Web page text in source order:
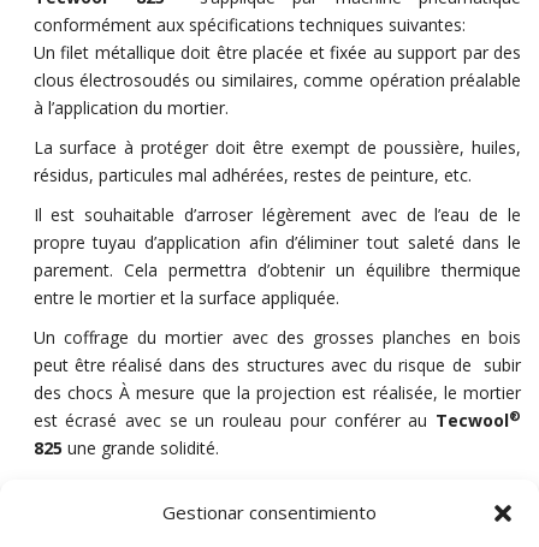
Gestionar consentimiento
conformément aux spécifications techniques suivantes:
Un filet métallique doit être placée et fixée au support par des
clous électrosoudés ou similaires, comme opération préalable
à l’application du mortier.
La surface à protéger doit être exempt de poussière, huiles,
résidus, particules mal adhérées, restes de peinture, etc.
Il est souhaitable d’arroser légèrement avec de l’eau de le
propre tuyau d’application afin d’éliminer tout saleté dans le
parement. Cela permettra d’obtenir un équilibre thermique
entre le mortier et la surface appliquée.
Un coffrage du mortier avec des grosses planches en bois
peut être réalisé dans des structures avec du risque de subir
des chocs À mesure que la projection est réalisée, le mortier
est écrasé avec se un rouleau pour conférer au Tecwool®
825 une grande solidité.
usages généraux (pg. 57).